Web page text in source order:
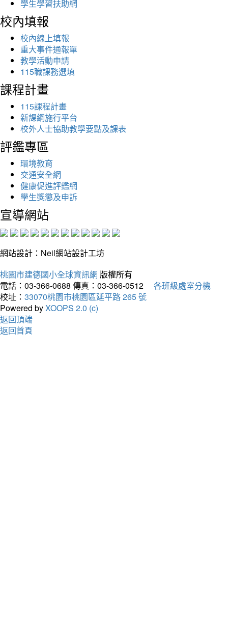
學生學習扶助網
校內填報
校內線上填報
重大事件通報單
教學活動申請
115職課務選填
課程計畫
115課程計畫
新課綱施行平台
校外人士協助教學要點及課表
評鑑專區
環境教育
交通安全網
健康促進評鑑網
學生獎懲及申訴
宣導網站
網站設計：Neil網站設計工坊
桃園市建德國小全球資訊網 版權所有
電話：03-366-0688 傳真：03-366-0512
各班級處室分機
校址： 33070桃園市桃園區延平路 265 號
Powered byXOOPS 2.0 (c)
返回頂端
返回首頁